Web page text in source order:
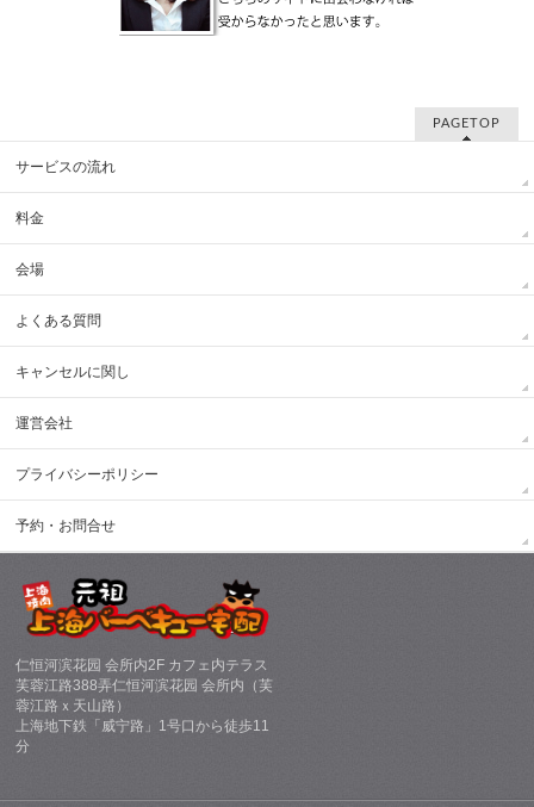
PAGETOP
サービスの流れ
料金
会場
よくある質問
キャンセルに関し
運営会社
プライバシーポリシー
予約・お問合せ
仁恒河滨花园 会所内2F カフェ内テラス
芙蓉江路388弄仁恒河滨花园 会所内（芙
蓉江路ｘ天山路）
上海地下鉄「威宁路」1号口から徒歩11
分